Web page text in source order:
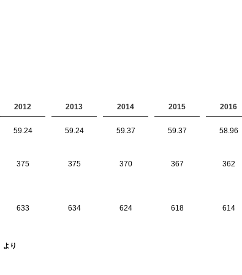
2012 2013 2014 2015 2016
59.24 59.24 59.37 59.37 58.96
375 375 370 367 362
633 634 624 618 614
より